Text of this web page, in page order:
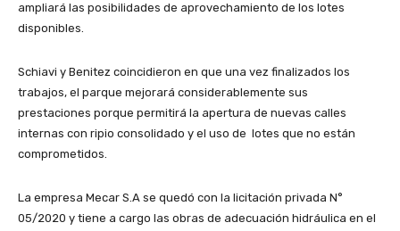
ampliará las posibilidades de aprovechamiento de los lotes
disponibles.
Schiavi y Benitez coincidieron en que una vez finalizados los
trabajos, el parque mejorará considerablemente sus
prestaciones porque permitirá la apertura de nuevas calles
internas con ripio consolidado y el uso de lotes que no están
comprometidos.
La empresa Mecar S.A se quedó con la licitación privada N°
05/2020 y tiene a cargo las obras de adecuación hidráulica en el